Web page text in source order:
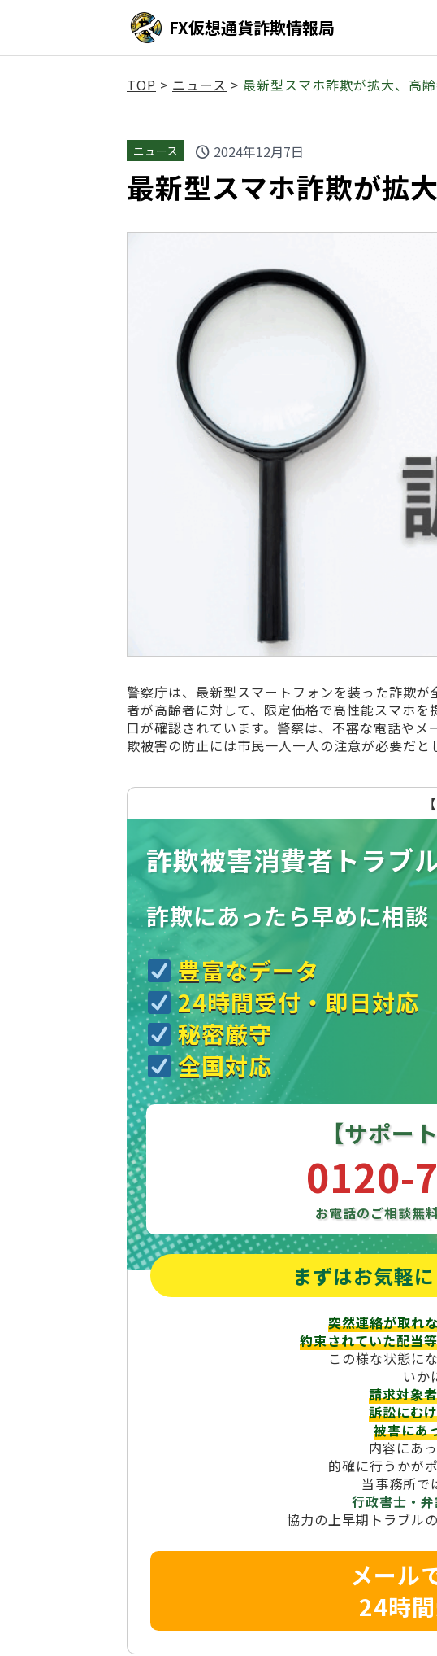
FX仮想通貨詐欺情報局
TOP > ニュース > 最新型スマホ詐欺が拡大、高
ニュース schedule 2024年12月7日
最新型スマホ詐欺が拡
警察庁は、最新型スマートフォンを装った詐欺
者が高齢者に対して、限定価格で高性能スマホ
口が確認されています。警察は、不審な電話や
欺被害の防止には市民一人一人の注意が必要だと
詐欺被害消費者トラブ
詐欺にあったら早めに相談
豊富なデータ
24時間受付・即日対応
秘密厳守
全国対応
【サポー
0120-
お電話のご相談無
まずはお気軽
突然連絡が取れ
約束されていた配当
この様な状態に
いか
請求対象
訴訟にむ
被害にあ
内容にあ
的確に行うかが
当事務所で
行政書士・
協力の上早期トラブル
メール
24時